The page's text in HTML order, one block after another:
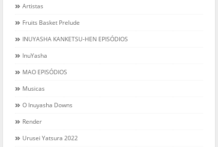
Artistas
Fruits Basket Prelude
INUYASHA KANKETSU-HEN EPISÓDIOS
InuYasha
MAO EPISÓDIOS
Musicas
O Inuyasha Downs
Render
Urusei Yatsura 2022